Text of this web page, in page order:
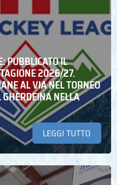
PUBBLICATO IL
2026/27.
AL VIA NEL TORNEO
NELLA
LEGGI TUTTO